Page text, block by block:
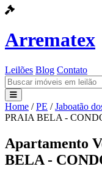
Arrematex
Leilões Blog Contato
Leilões
Blog
Contato
Home / PE / Jaboatão
PRAIA BELA -
Apartamento
BELA -